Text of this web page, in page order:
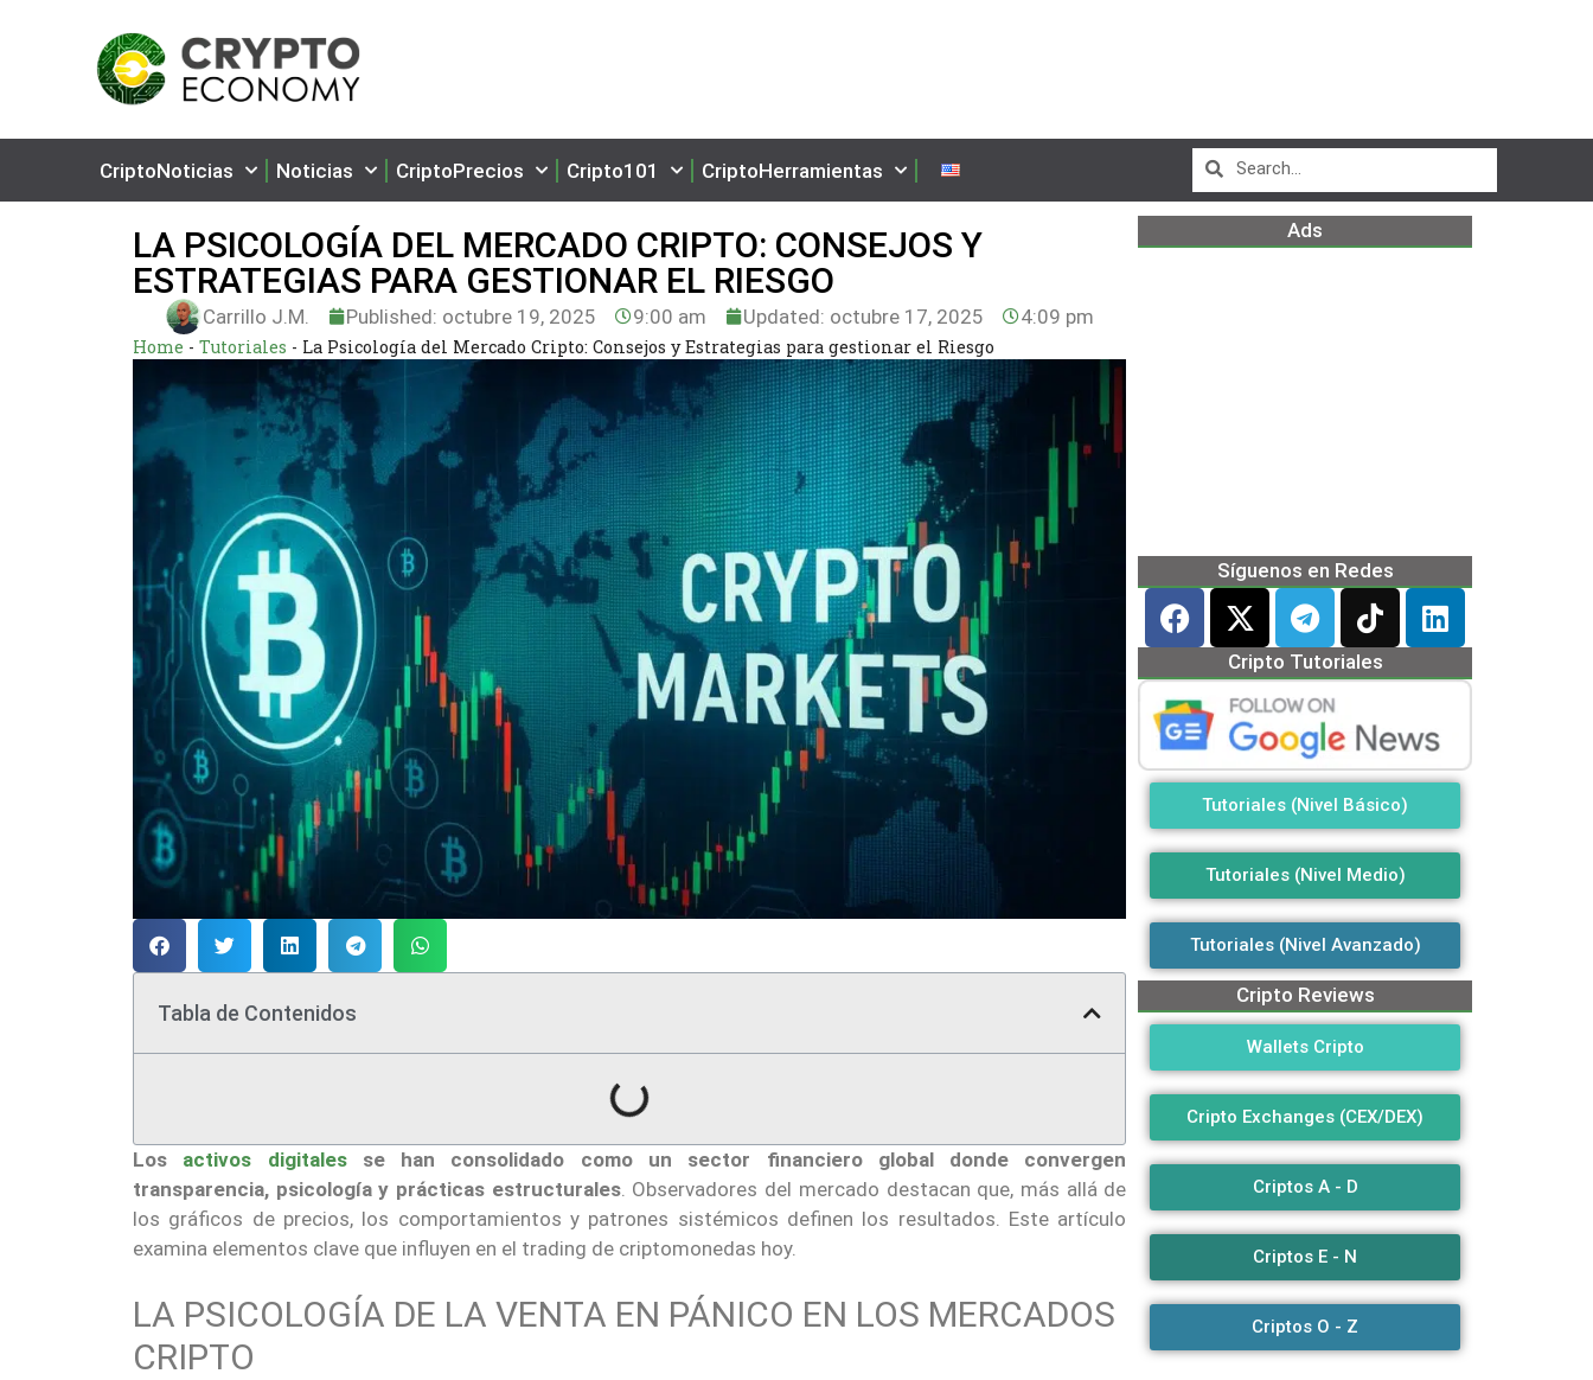
CriptoNoticias Noticias CriptoPrecios Cripto101 CriptoHerramientas
LA PSICOLOGÍA DEL MERCADO CRIPTO: CONSEJOS Y
ESTRATEGIAS PARA GESTIONAR EL RIESGO
Carrillo J.M. Published: octubre 19, 2025 9:00 am Updated: octubre 17, 2025 4:09 pm
Home - Tutoriales - La Psicología del Mercado Cripto: Consejos y Estrategias para gestionar el Riesgo
Tabla de Contenidos
Los activos digitalesse han consolidado como un sector financiero global donde convergen
transparencia, psicología y prácticas estructurales. Observadores del mercado destacan que, más allá de
los gráficos de precios, los comportamientos y patrones sistémicos definen los resultados. Este artículo
examina elementos clave que influyen en el trading de criptomonedas hoy.
LA PSICOLOGÍA DE LA VENTA EN PÁNICO EN LOS MERCADOS
CRIPTO
Ads
Síguenos en Redes
Cripto Tutoriales
Tutoriales (Nivel Básico)
Tutoriales (Nivel Medio)
Tutoriales (Nivel Avanzado)
Cripto Reviews
Wallets Cripto
Cripto Exchanges (CEX/DEX)
Criptos A - D
Criptos E - N
Criptos O - Z